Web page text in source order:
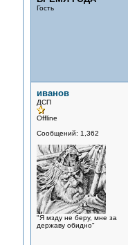
Гость
иванов
ДСП
Offline
Сообщений: 1,362
"Я мзду не беру, мне за
державу обидно"